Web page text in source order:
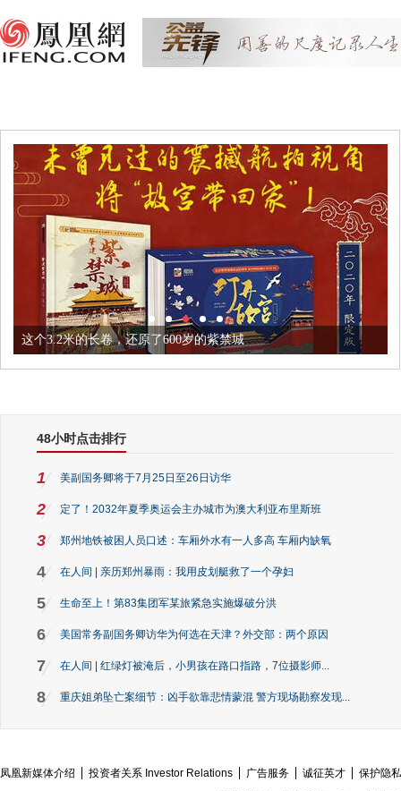
这个3.2米的长卷，还原了600岁的紫禁城
48小时点击排行
1 美副国务卿将于7月25日至26日访华
2 定了！2032年夏季奥运会主办城市为澳大利亚布里斯班
3 郑州地铁被困人员口述：车厢外水有一人多高 车厢内缺氧
4 在人间 | 亲历郑州暴雨：我用皮划艇救了一个孕妇
5 生命至上！第83集团军某旅紧急实施爆破分洪
6 美国常务副国务卿访华为何选在天津？外交部：两个原因
7 在人间 | 红绿灯被淹后，小男孩在路口指路，7位摄影师...
8 重庆姐弟坠亡案细节：凶手欲靠悲情蒙混 警方现场勘察发现...
凤凰新媒体介绍 投资者关系 Investor Relations 广告服务 诚征英才
保护隐